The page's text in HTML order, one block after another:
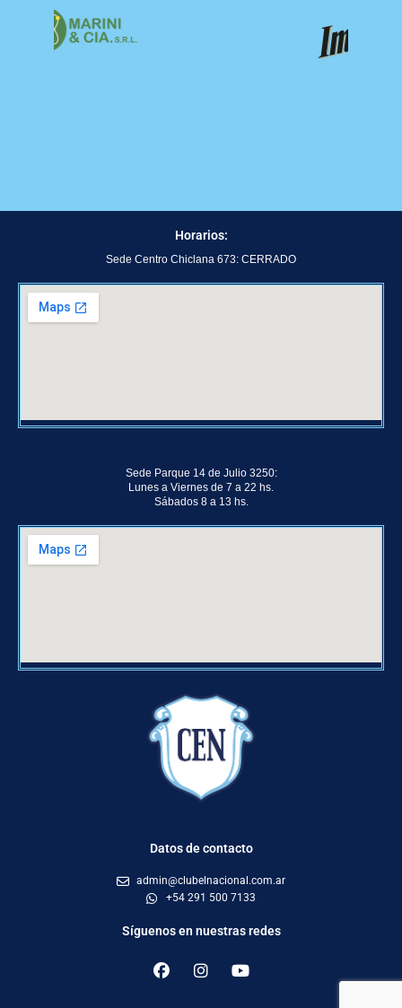
Horarios:
Sede Centro Chiclana 673: CERRADO
Sede Parque 14 de Julio 3250:
Lunes a Viernes de 7 a 22 hs.
Sábados 8 a 13 hs.
Datos de contacto
admin@clubelnacional.com.ar
+54 291 500 7133
Síguenos en nuestras redes